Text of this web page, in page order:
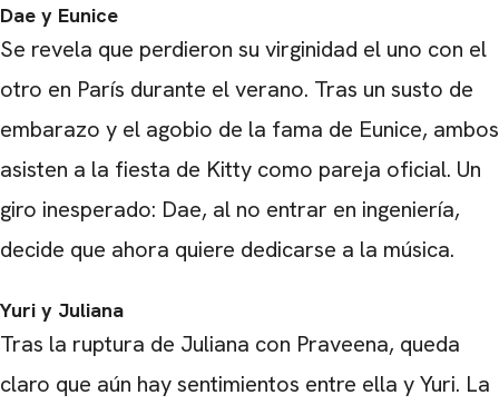
Dae y Eunice
Se revela que perdieron su virginidad el uno con el
otro en París durante el verano. Tras un susto de
embarazo y el agobio de la fama de Eunice, ambos
asisten a la fiesta de Kitty como pareja oficial. Un
giro inesperado: Dae, al no entrar en ingeniería,
decide que ahora quiere dedicarse a la música.
Yuri y Juliana
Tras la ruptura de Juliana con Praveena, queda
claro que aún hay sentimientos entre ella y Yuri. La